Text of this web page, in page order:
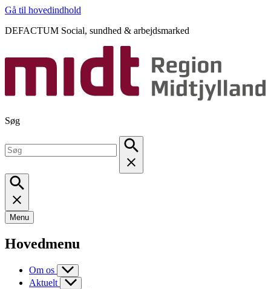
Gå til hovedindhold
DEFACTUM Social, sundhed & arbejdsmarked
Søg
Menu
Hovedmenu
Om os
Aktuelt